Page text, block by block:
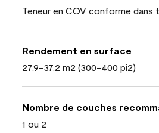
Teneur en COV conforme dans
Rendement en surface
27,9-37,2 m2 (300-400 pi2)
Nombre de couches
1 ou 2